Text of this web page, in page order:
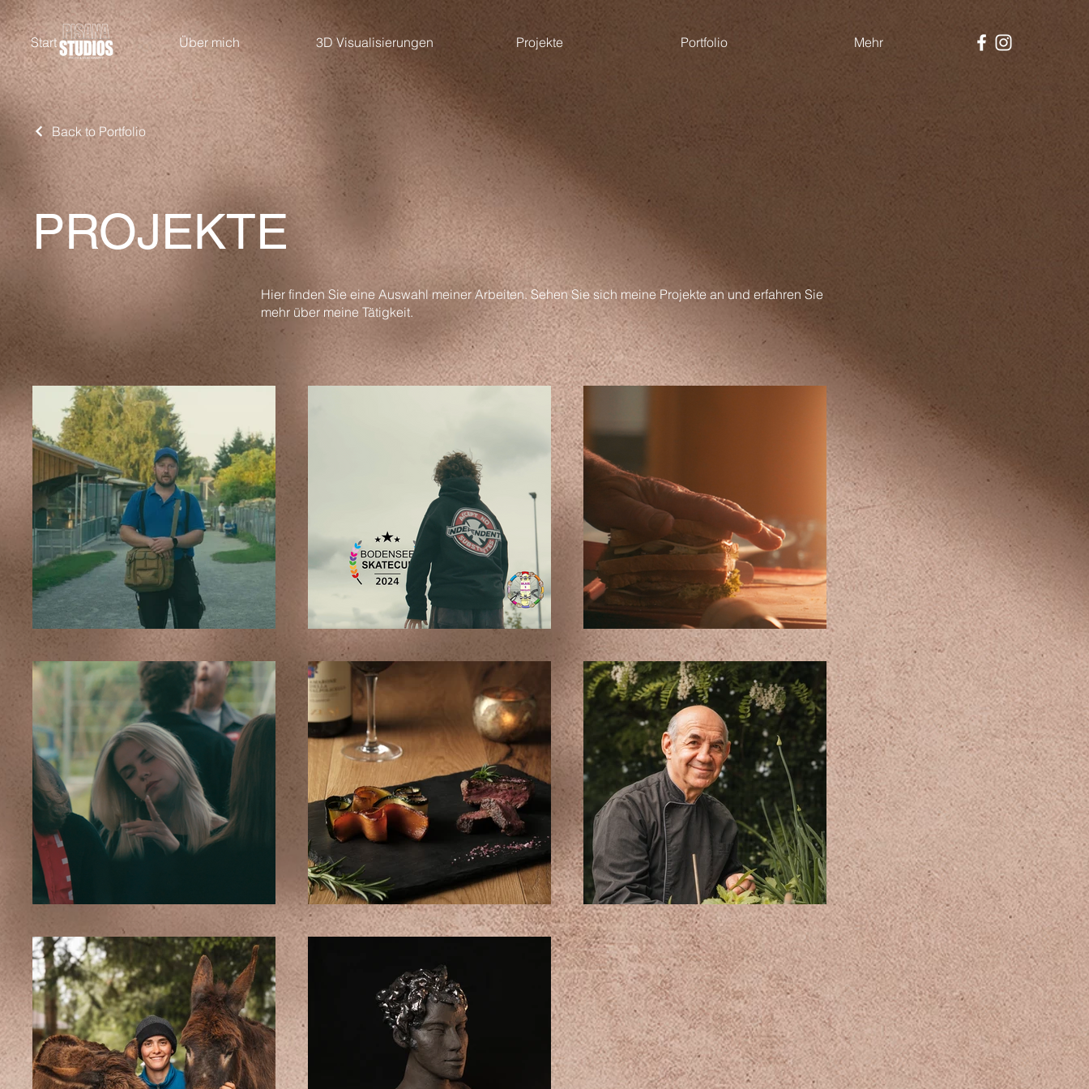
Start Über mich 3D Visualisierungen Projekte Portfolio Mehr
Back to Portfolio
PROJEKTE
Hier finden Sie eine Auswahl meiner Arbeiten. Sehen Sie sich meine Projekte an und erfahren Sie
mehr über meine Tätigkeit.